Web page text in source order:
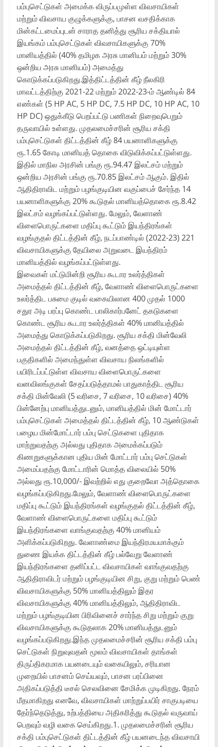
பம்புசெட்டுகள் அமைக்க விருப்பமுள்ள விவசாயிகள்
மற்றும் விவசாய குழுக்களுக்கு, பாசன வசதிக்காக
மின்கட்டமைப்புடன் சாராத தனித்து சூரிய சக்தியால்
இயங்கம் பம்புசெட்டுகள் விவசாயிகளுக்கு 70%
மானியத்தில் (40% தமிழக அரசு மானியம் மற்றும் 30%
ஒன்றிய அரசு மானியம்) அமைத்து
கொடுக்கப்படுகிறது.இத்திட்டத்தின் கீழ் நீலகிரி
மாவட்டத்திற்கு 2021-22 மற்றும் 2022-23-ம் ஆண்டில் 84
எண்கள் (5 HP AC, 5 HP DC, 7.5 HP DC, 10 HP AC, 10
HP DC) ஒதுக்கீடு பெறப்பட்டு பணிகள் நிறைவுபெறும்
தருவாயில் உள்ளது. முதலமைச்சரின் சூரிய சக்தி
பம்புசெட்டுகள் திட்டத்தின் கீழ் 84 பயனாளிகளுக்கு
ரூ.1.65 கோடி மானியத் தொகை விடுவிக்கப்பட்டுள்ளது.
இதில் மாநில அரசின் பங்கு ரூ.94.47 இலட்சம் மற்றும்
ஒன்றிய அரசின் பங்கு ரூ.70.85 இலட்சம் ஆகும். இதில்
ஆதிதிராவிட மற்றும் பழங்குடியின வகுப்பைச் சேர்ந்த 14
பயனாளிகளுக்கு 20% கூடுதல் மானியத்தொகை ரூ.8.42
இலட்சம் வழங்கப்பட்டுள்ளது. மேலும், வேளாண்
விளைபொருட்களை மதிப்பு கூட்டும் இயந்திரங்கள்
வழங்குதல் திட்டத்தின் கீழ், நடப்பாண்டில் (2022-23) 221
விவசாயிகளுக்கு தேயிலை அறுவடை இயந்திரம்
மானியத்தில் வழங்கப்பட்டுள்ளது.
இவைகள் மட்டுமின்றி சூரிய கூடார உலர்த்திகள்
அமைத்தல் திட்டத்தின் கீழ், வேளாண் விளைபொருட்களை
உலர்த்திட பசுமை குடில் வகையிலான 400 முதல் 1000
சதுர அடி பரப்பு கொண்ட பாலிகார்பனேட் தகடுகளை
கொண்ட சூரிய கூடார உலர்த்திகள் 40% மானியத்தில்
அமைத்து கொடுக்கப்படுகிறது. சூரிய சக்தி மின்வேலி
அமைத்தல் திட்டத்தின் கீழ், வனத்தை ஒட்டியுள்ள
பகுதிகளில் அமைந்துள்ள விவசாய நிலங்களில்
பயிரிடப்பட்டுள்ள விவசாய விளைபொருட்களை
வனவிலங்குகள் சேதப்படுத்தாமல் பாதுகாத்திட சூரிய
சக்தி மின்வேலி (5 வரிசை, 7 வரிசை, 10 வரிசை) 40%
பின்னேற்பு மானியத்துடனும், மானியத்தில் மின் மோட்டார்
பம்புசெட்டுகள் அமைத்தல் திட்டத்தின் கீழ், 10 ஆண்டுகள்
பழைய மின்மோட்டார் பம்பு செட்டுகளை புதிதாக
மாற்றுவதற்கு அல்லது புதிதாக அமைக்கப்படும்
கிணறுகளுக்கான புதிய மின் மோட்டார் பம்பு செட்டுகள்
அமைப்பதற்கு மோட்டாரின் மொத்த விலையில் 50%
அல்லது ரூ.10,000/- இவற்றில் எது குறைவோ அத்தொகை
வழங்கப்படுகிறது.மேலும், வேளாண் விளைபொருட்களை
மதிப்பு கூட்டும் இயந்திரங்கள் வழங்குதல் திட்டத்தின் கீழ்,
வேளாண் விளைபொருட்களை மதிப்பு கூட்டும்
இயந்திரங்களை வாங்குவதற்கு 40% மானியம்
அளிக்கப்படுகிறது. வேளாண்மை இயந்திரமயமாக்கும்
துணை இயக்க திட்டத்தின் கீழ் பல்வேறு வேளாண்
இயந்திரங்களை தனிப்பட்ட விவசாயிகள் வாங்குவதற்கு
ஆதிதிராவிடர் மற்றும் பழங்குடியின சிறு, குறு மற்றும் பெண்
விவசாயிகளுக்கு 50% மானியத்திலும் இதர
விவசாயிகளுக்கு 40% மானியத்திலும், ஆதிதிராவிட
மற்றும் பழங்குடியின பிரிவினைச் சார்ந்த சிறு மற்றும் குறு
விவசாயிகளுக்கு கூடுதலாக 20% மானியத்துடனும்
வழங்கப்படுகிறது.இந்த முதலமைச்சரின் சூரிய சக்தி பம்பு
செட்டுகள் நிறுவுவதன் மூலம் விவசாயிகள் தாங்கள்
திருப்திகரமாக பயனடையும் வகையிலும், சரியான
முறையில் பாசனம் செய்யவும், பாசன பரப்பினை
அதிகப்படுத்தி டீசல் செலவினை சேமிக்க முடிகிறது. நேரம்
மீதமாகிறது எனவே, விவசாயிகள் மாற்றுப்பயிர் சாகுபடியை
தேர்ந்தெடுத்து, உற்பத்தியை அதிகரித்து கூடுதல் வருவாய்
பெறவும் வழி வகை செய்கிறது.1. முதலமைச்சரின் சூரிய
சக்தி பம்புசெட்டுகள் திட்டத்தின் கீழ் பயனடைந்த விவசாயி